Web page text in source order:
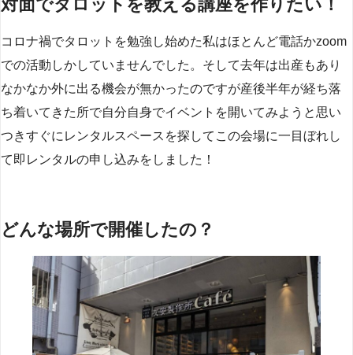
対面でタロットを教える講座を作りたい！
コロナ禍でタロットを勉強し始めた私はほとんど電話かzoom
での活動しかしていませんでした。そして去年は出産もあり
なかなか外に出る機会が無かったのですが産後半年が経ち落
ち着いてきた所で自分自身でイベントを開いてみようと思い
つきすぐにレンタルスペースを探してこの会場に一目ぼれし
て即レンタルの申し込みをしました！
どんな場所で開催したの？